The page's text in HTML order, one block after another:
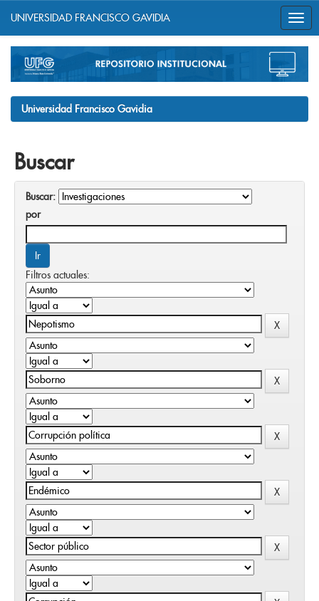
navigation
UNIVERSIDAD FRANCISCO GAVIDIA
Universidad Francisco Gavidia
Buscar
Buscar:
por
Filtros actuales: